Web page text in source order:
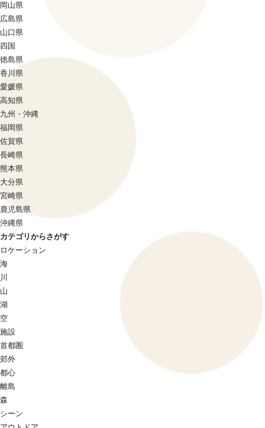
岡山県
広島県
山口県
四国
徳島県
香川県
愛媛県
高知県
九州・沖縄
福岡県
佐賀県
長崎県
熊本県
大分県
宮崎県
鹿児島県
沖縄県
カテゴリからさがす
ロケーション
海
川
山
湖
空
施設
首都圏
郊外
都心
離島
森
シーン